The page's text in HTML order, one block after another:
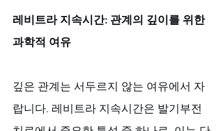
레비트라 지속시간: 관계의 깊이를 위한
과학적 여유
깊은 관계는 서두르지 않는 여유에서 자
랍니다. 레비트라 지속시간은 발기부전